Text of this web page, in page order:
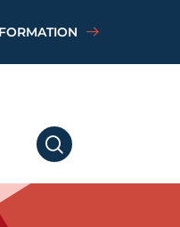
RECHERCHER